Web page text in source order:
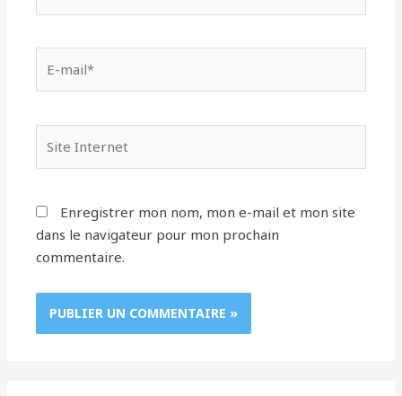
mail*
Internet
Enregistrer mon nom, mon e-mail et mon site
dans le navigateur pour mon prochain
commentaire.